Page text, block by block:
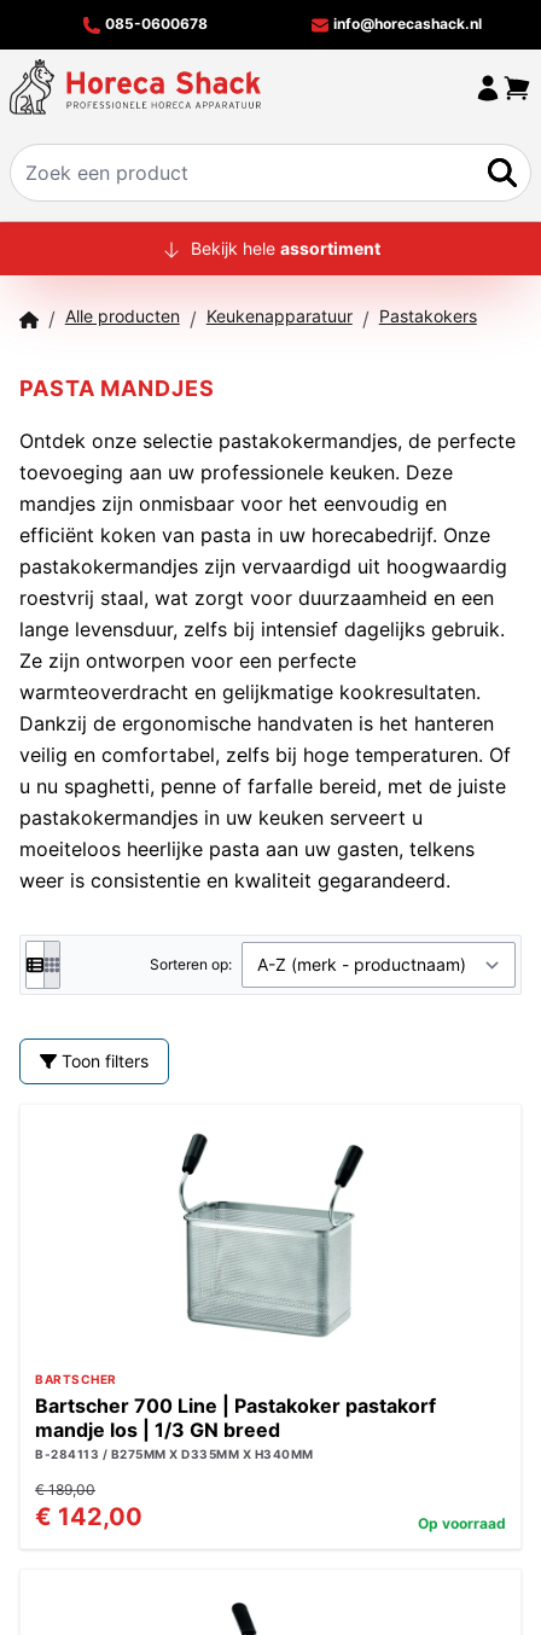
085-0600678 info@horecashack.nl
HOME
CONTACT
Bekijk hele assortiment
/ Alle producten / Keukenapparatuur / Pastakokers
PASTA MANDJES
Ontdek onze selectie pastakokermandjes, de perfecte
toevoeging aan uw professionele keuken. Deze
mandjes zijn onmisbaar voor het eenvoudig en
efficiënt koken van pasta in uw horecabedrijf. Onze
pastakokermandjes zijn vervaardigd uit hoogwaardig
roestvrij staal, wat zorgt voor duurzaamheid en een
lange levensduur, zelfs bij intensief dagelijks gebruik.
Ze zijn ontworpen voor een perfecte
warmteoverdracht en gelijkmatige kookresultaten.
Dankzij de ergonomische handvaten is het hanteren
veilig en comfortabel, zelfs bij hoge temperaturen. Of
u nu spaghetti, penne of farfalle bereid, met de juiste
pastakokermandjes in uw keuken serveert u
moeiteloos heerlijke pasta aan uw gasten, telkens
weer is consistentie en kwaliteit gegarandeerd.
Sorteren op:
Toon filters
BARTSCHER
Bartscher 700 Line | Pastakoker pastakorf
mandje los | 1/3 GN breed
B-284113 / B275MM X D335MM X H340MM
€ 189,00
€ 142,00 Op voorraad